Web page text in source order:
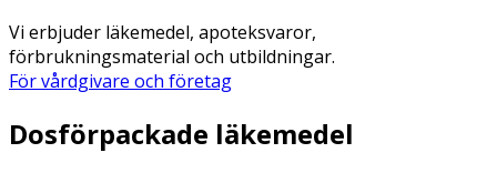
Vi erbjuder läkemedel, apoteksvaror,
förbrukningsmaterial och utbildningar.
För vårdgivare och företag
Dosförpackade läkemedel